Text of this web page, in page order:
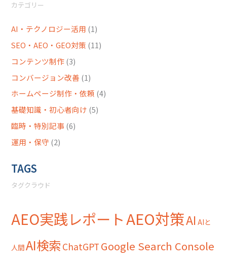
カテゴリー
AI・テクノロジー活用 (1)
SEO・AEO・GEO対策 (11)
コンテンツ制作(3)
コンバージョン改善 (1)
ホームページ制作・依頼 (4)
基礎知識・初心者向け (5)
臨時・特別記事(6)
運用・保守 (2)
TAGS
タグクラウド
AEO実践レポートAEO対策AI AIと
人間AI検索 ChatGPT Google Search Console